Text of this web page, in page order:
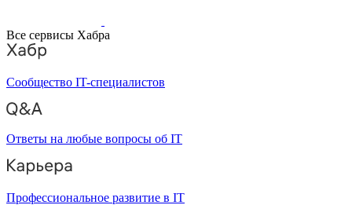
Все сервисы Хабра
Сообщество IT-специалистов
Ответы на любые вопросы об IT
Профессиональное развитие в IT